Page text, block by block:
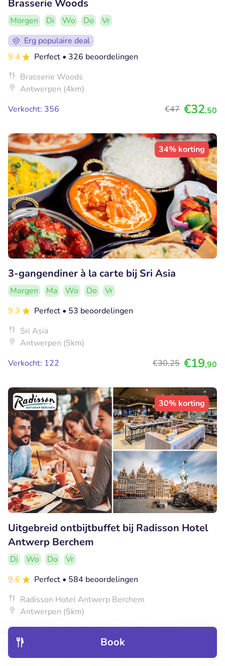
Book
Brasserie Woods
Morgen Di Wo Do
Vr
Erg populaire deal
9.4
Perfect • 326 beoordelingen
Brasserie Woods
Antwerpen (4km)
Verkocht: 356
€47 €32,50
34% korting
3-gangendiner à la carte bij Sri Asia
Morgen Ma Wo Do
Vr
9.3
Perfect • 53 beoordelingen
Sri Asia
Antwerpen (5km)
Verkocht: 122
€30,25 €19,90
30% korting
Uitgebreid ontbijtbuffet bij Radisson Hotel
Antwerp Berchem
Di Wo Do
Vr
9.6
Perfect • 584 beoordelingen
Radisson Hotel Antwerp Berchem
Antwerpen (5km)
Verkocht: 1.752
€15 ,50